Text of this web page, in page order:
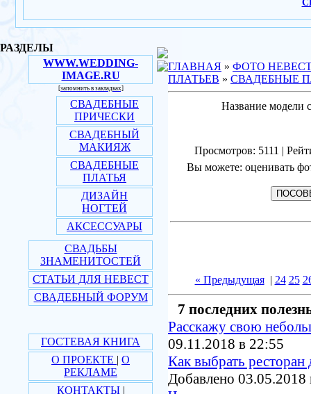
РАЗДЕЛЫ
WWW.WEDDING-
IMAGE.RU
[запомнить в закладках]
СВАДЕБНЫЕ
ПРИЧЕСКИ
СВАДЕБНЫЙ
МАКИЯЖ
СВАДЕБНЫЕ
ПЛАТЬЯ
ДИЗАЙН
НОГТЕЙ
АКСЕССУАРЫ
СВАДЬБЫ
ЗНАМЕНИТОСТЕЙ
СТАТЬИ ДЛЯ НЕВЕСТ
СВАДЕБНЫЙ ФОРУМ
ГОСТЕВАЯ КНИГА
О ПРОЕКТЕ | О
РЕКЛАМЕ
КОНТАКТЫ |
ГЛАВНАЯ » ФОТО
ПЛАТЬЕВ » СВАДЕБНЫЕ
Название модели
Просмотров: 5111 |
Вы можете: оценивать
« Предыдущая| 24 25
7 последних
Расскажу свою
09.11.2018 в 22:55
Как выбрать
Добавлено 03.05.2018